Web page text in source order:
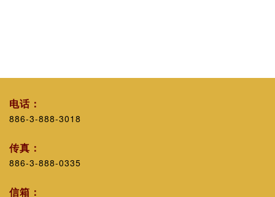
电话：
886-3-888-3018
传真：
886-3-888-0335
信箱：